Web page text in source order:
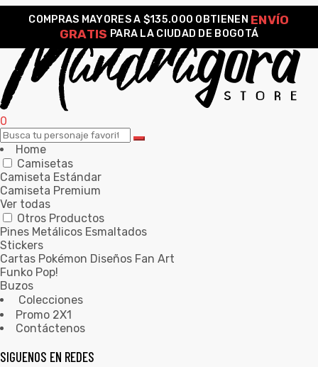
COMPRAS MAYORES A $135.000 OBTIENEN ENVÍO
GRATIS PARA LA CIUDAD DE BOGOTÁ
0
Home
Camisetas
Camiseta Estándar
Camiseta Premium
Ver todas
Otros Productos
Pines Metálicos Esmaltados
Stickers
Cartas Pokémon Diseños Fan Art
Funko Pop!
Buzos
Colecciones
Promo 2X1
Contáctenos
SIGUENOS EN REDES